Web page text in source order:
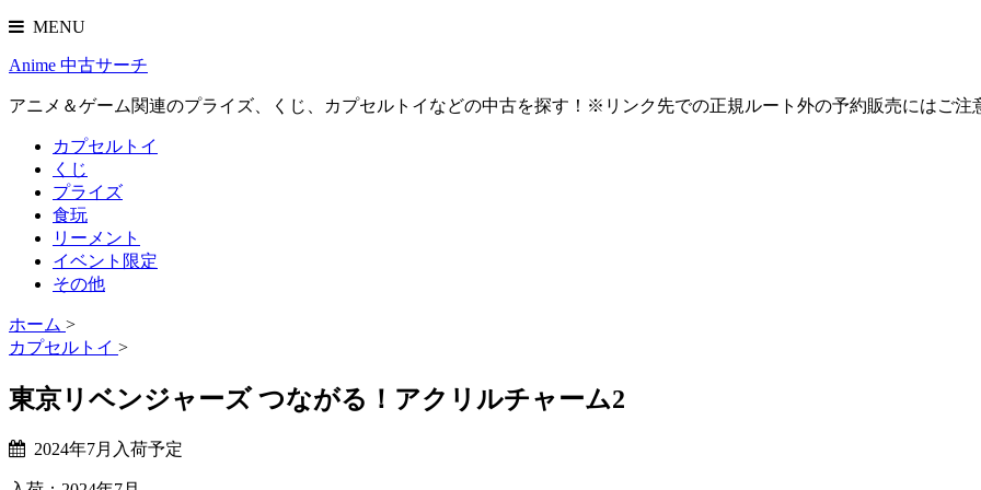
MENU
Anime 中古サーチ
アニメ＆ゲーム関連のプライズ、くじ、カプセルトイなどの中古を探す！※リンク先での正規ルート外の予約販売にはご注
カプセルトイ
くじ
プライズ
食玩
リーメント
イベント限定
その他
ホーム >
カプセルトイ >
東京リベンジャーズ つながる！アクリルチャーム2
2024年7月入荷予定